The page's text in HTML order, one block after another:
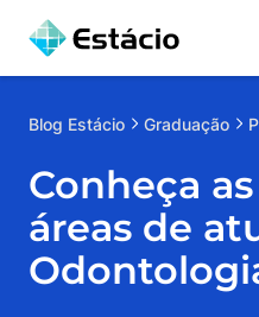
Blog Estácio Graduação
Conheça
áreas de